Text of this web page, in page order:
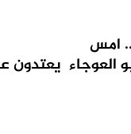
العوجاء